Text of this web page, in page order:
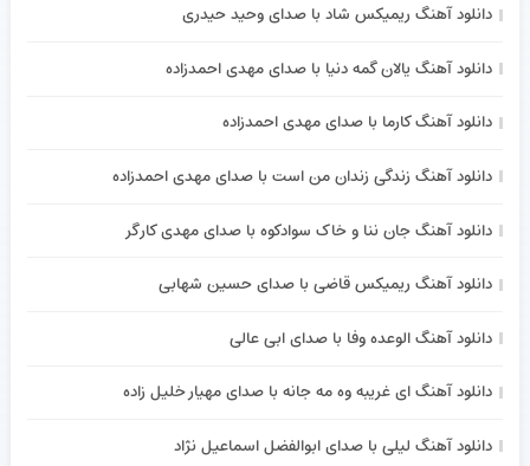
دانلود آهنگ ریمیکس شاد با صدای وحید حیدری
دانلود آهنگ یالان گمه دنیا با صدای مهدی احمدزاده
دانلود آهنگ کارما با صدای مهدی احمدزاده
دانلود آهنگ زندگی زندان من است با صدای مهدی احمدزاده
دانلود آهنگ جان ننا و خاک سوادکوه با صدای مهدی کارگر
دانلود آهنگ ریمیکس قاضی با صدای حسین شهابی
دانلود آهنگ الوعده وفا با صدای ابی عالی
دانلود آهنگ ای غریبه وه مه جانه با صدای مهیار خلیل زاده
دانلود آهنگ لیلی با صدای ابوالفضل اسماعیل نژاد